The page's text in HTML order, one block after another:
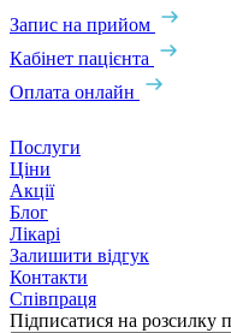
Запис на прийом
Кабінет пацієнта
Оплата онлайн
Послуги
Ціни
Акції
Блог
Лікарі
Залишити відгук
Контакти
Співпраця
Підписатися на розсилку